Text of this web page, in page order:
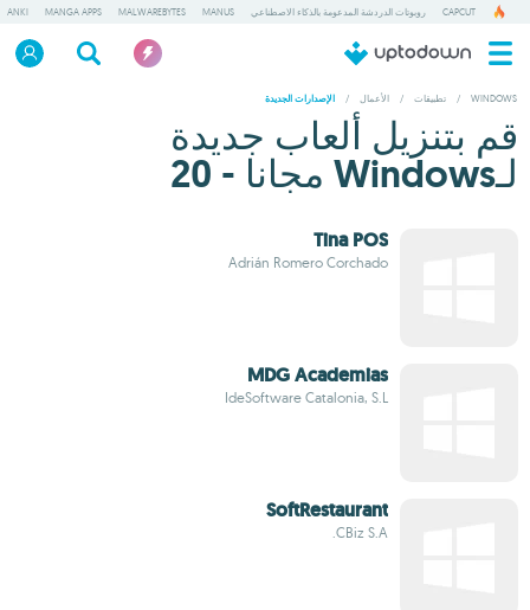
CAPCUT روبوتات الدردشة المدعومة بالذكاء الاصطناعي MANUS
MALWAREBYTES
MANGA APPS
ANKI
WINDOWS
/ تطبيقات / الأعمال / الإصدارات الجديدة
قم بتنزيل ألعاب جديدة
لـWindows مجانا - 20
Tina POS
Adrián Romero Corchado
MDG Academias
IdeSoftware Catalonia, S.L
SoftRestaurant
CBiz S.A.